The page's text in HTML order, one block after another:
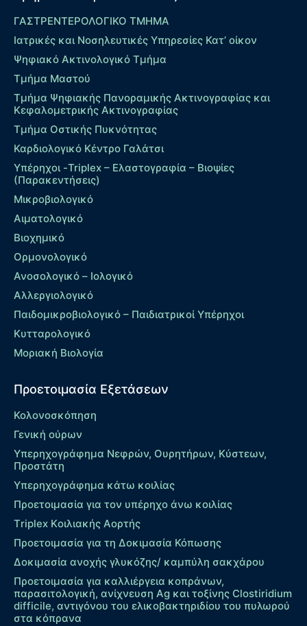
ΓΑΣΤΡΕΝΤΕΡΟΛΟΓΙΚΟ ΤΜΗΜΑ
Ιατρικές και Νοσηλευτικές Υπηρεσίες Κατ’ οίκον
Ψηφιακό Ακτινολογικό Τμήμα
Τμήμα Μαστού
Τμήμα Ψηφιακής Πανοραμικής Ακτινογραφίας και
Κεφαλομετρικής Ακτινογραφίας
Τμήμα Οστικής Πυκνότητας
Καρδιολογικό Κέντρο Γαλάτσι
Υπέρηχοι -Triplex – Eλαστογραφία – Βιοψίες
(Παρακεντήσεις)
Μικροβιολογικό
Αιματολογικό
Βιοχημικό
Ορμονολογικό
Ανοσολογικό – Ιολογικό
Αλλεργιολογικό
Παιδομικροβιολογικό – Παιδιατρικοί Υπέρηχοι
Κυτταρολογικό
Μοριακή Βιολογία
Προετοιμασία Εξετάσεων
Κολονοσκόπηση
Γενική ούρων
Υπερηχογράφημα Νεφρών, Ουρητήρων, Κύστεων,
Προστάτη
Υπερηχογράφημα κάτω κοιλίας
Προετοιμασία για τον υπέρηχο άνω κοιλίας
Τriplex Kοιλιακής Αορτής
Προετοιμασία για τη Δοκιμασία Κόπωσης
Δοκιμασία ανοχής γλυκόζης/ καμπύλη σακχάρου
Προετοιμασία για καλλιέργεια κοπράνων,
παρασιτολογική, ανίχνευση Ag και τοξίνης Clostiridium
difficile, αντιγόνου του ελικοβακτηριδίου του πυλωρού
στα κόπρανα